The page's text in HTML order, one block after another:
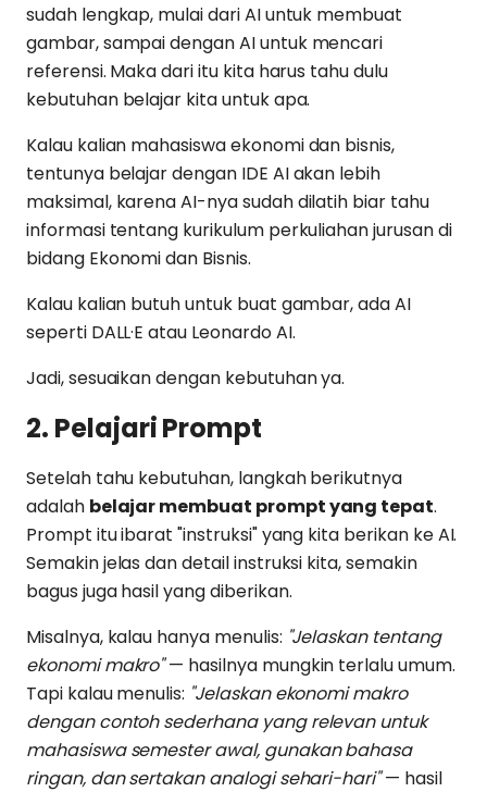
sudah lengkap, mulai dari AI untuk membuat
gambar, sampai dengan AI untuk mencari
referensi. Maka dari itu kita harus tahu dulu
kebutuhan belajar kita untuk apa.
Kalau kalian mahasiswa ekonomi dan bisnis,
tentunya belajar dengan IDE AI akan lebih
maksimal, karena AI-nya sudah dilatih biar tahu
informasi tentang kurikulum perkuliahan jurusan di
bidang Ekonomi dan Bisnis.
Kalau kalian butuh untuk buat gambar, ada AI
seperti DALL·E atau Leonardo AI.
Jadi, sesuaikan dengan kebutuhan ya.
2. Pelajari Prompt
Setelah tahu kebutuhan, langkah berikutnya
adalah belajar membuat prompt yang tepat.
Prompt itu ibarat "instruksi" yang kita berikan ke AI.
Semakin jelas dan detail instruksi kita, semakin
bagus juga hasil yang diberikan.
Misalnya, kalau hanya menulis: "Jelaskan tentang
ekonomi makro"— hasilnya mungkin terlalu umum.
Tapi kalau menulis: "Jelaskan ekonomi makro
dengan contoh sederhana yang relevan untuk
mahasiswa semester awal, gunakan bahasa
ringan, dan sertakan analogi sehari-hari"— hasil